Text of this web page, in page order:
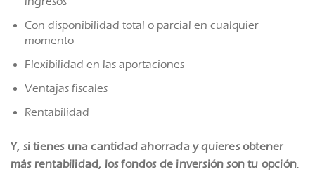
Con disponibilidad total o parcial en cualquier
momento
Flexibilidad en las aportaciones
Ventajas fiscales
Rentabilidad
Y, si tienes una cantidad ahorrada y quieres obtener
más rentabilidad, los fondos de inversión son tu opción.